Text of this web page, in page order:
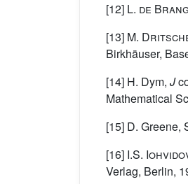
[12] L. de
[13] M.
Birkhäuser,
[14] H. Dym, J
Mathematical
[15] D. Greene,
[16] I.S.
Verlag, Berlin,